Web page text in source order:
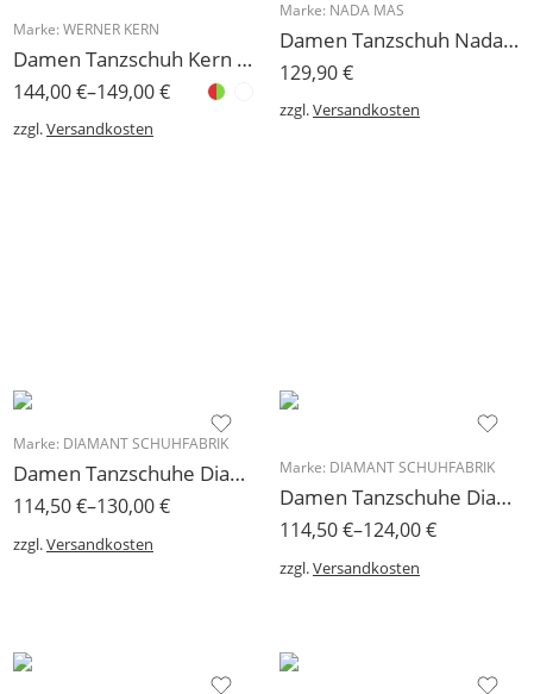
Marke: WERNER KERN
Damen Tanzschuh Kern Modell July
144,00€–149,00€
zzgl.Versandkosten
Marke: NADA MAS
Damen Tanzschuh Nada Mas Modell Tamara Sonderangebot in 38
129,90€
zzgl.Versandkosten
Marke: DIAMANT SCHUHFABRIK
Damen Tanzschuhe Diamant Modell 58
114,50€–130,00€
zzgl.Versandkosten
Marke: DIAMANT SCHUHFABRIK
Damen Tanzschuhe Diamant Modell 61
114,50€–124,00€
zzgl.Versandkosten